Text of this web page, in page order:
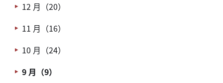
12 月（20）
11 月（16）
10 月（24）
9 月（9）